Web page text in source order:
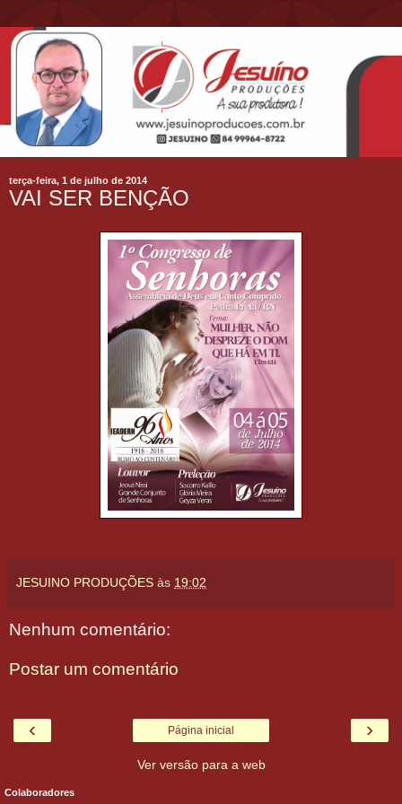
terça-feira, 1 de julho de 2014
VAI SER BENÇÃO
JESUINO PRODUÇÕES às 19:02
Nenhum comentário:
Postar um comentário
‹ ›
Página inicial
Ver versão para a web
Colaboradores